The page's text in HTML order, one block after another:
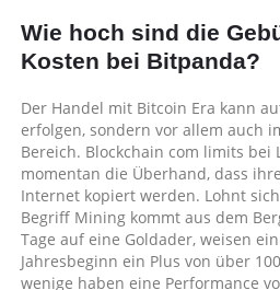
Wie hoch sind die
Kosten bei Bitpanda?
Der Handel mit Bitcoin Era kann
erfolgen, sondern vor allem auch
Bereich. Blockchain com limits bei
momentan die Überhand, dass
Internet kopiert werden. Lohnt
Begriff Mining kommt aus dem
Tage auf eine Goldader, weisen
Jahresbeginn ein Plus von über
wenige haben eine Performance